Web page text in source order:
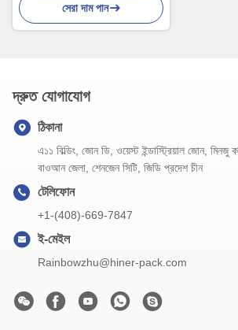
সেরা দাম পান
দ্রুত যোগাযোগ
ঠিকানা
এ১১ বিল্ডিং, জোন ডি, ওয়েস্ট ইন্ডাস্ট্রিয়াল জোন, মিনজু
বাওআন জেলা, শেনজেন সিটি, জিডি প্রদেশ চীন
টেলিফোন
+1-(408)-669-7847
ই-মেইল
Rainbowzhu@hiner-pack.com